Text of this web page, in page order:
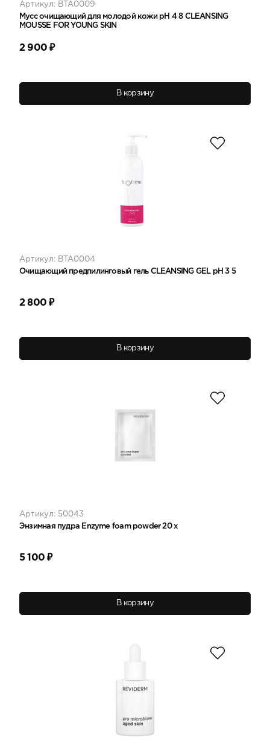
Артикул: BTA0009
Мусс очищающий для молодой кожи рН 4 8 CLEANSING
MOUSSE FOR YOUNG SKIN
2 900₽
В корзину
Артикул: BTA0004
Очищающий предпилинговый гель CLEANSING GEL pH 3 5
2 800₽
В корзину
Артикул: 50043
Энзимная пудра Enzyme foam powder 20 x
5 100₽
В корзину